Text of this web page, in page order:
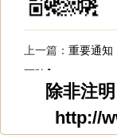
上一篇： 重要通知
医院】
除非注
http://